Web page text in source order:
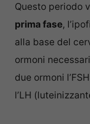
Questo periodo
prima fase,
alla base del
ormoni
due ormoni
l’LH